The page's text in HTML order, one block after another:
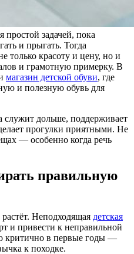
простой задачей, пока
и прыгать. Тогда
только красоту и цену, но и
и грамотную примерку. В
магазин детской обуви, где
и полезную обувь для
дольше, поддерживает
прогулки приятными. Не
— особенно когда речь
правильную
Неподходящая детская
и привести к неправильной
критично в первые годы —
к походке.